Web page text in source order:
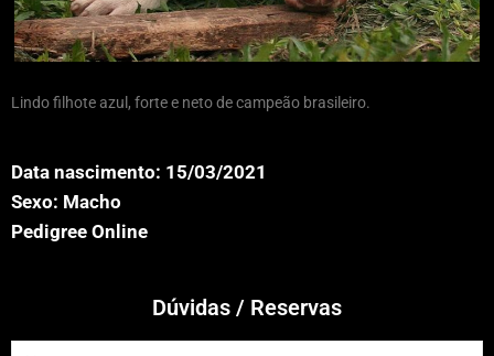
Lindo filhote azul, forte e neto de campeão brasileiro.
Data nascimento: 15/03/2021
Sexo: Macho
Pedigree Online
Dúvidas / Reservas